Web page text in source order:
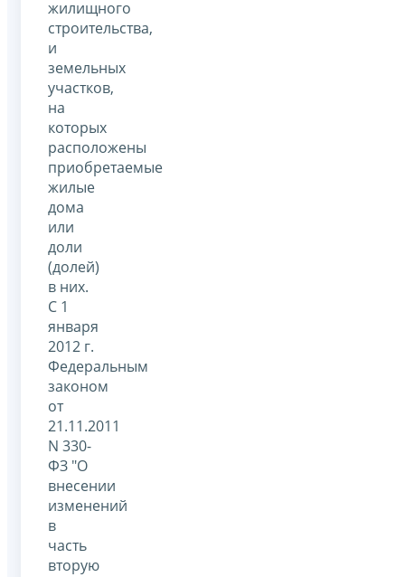
жилищного
строительства,
и
земельных
участков,
на
которых
расположены
приобретаемые
жилые
дома
или
доли
(долей)
в них.
С 1
января
2012 г.
Федеральным
законом
от
21.11.2011
N 330-
ФЗ "О
внесении
изменений
в
часть
вторую